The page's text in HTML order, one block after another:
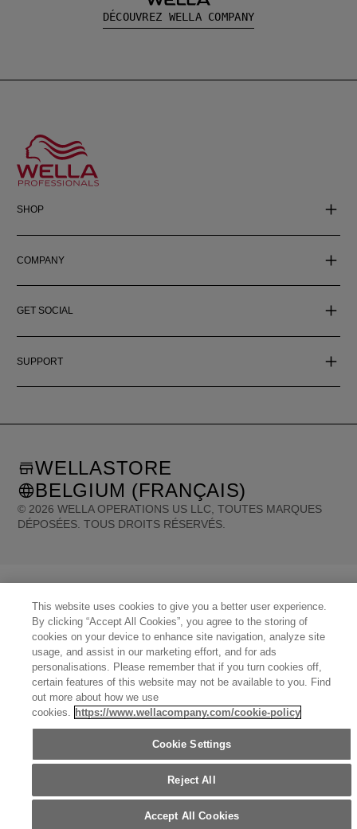
DÉCOUVREZ WELLA COMPANY
SHOP
COMPANY
GET SOCIAL
SUPPORT
© 2026 WELLA OPERATIONS US LLC, TOUTES MARQUES
DÉPOSÉES. TOUS DROITS RÉSERVÉS.
WELLASTORE
BELGIUM (FRANÇAIS)
United Arab Emirates (العربية)
Czech Republic (Čeština)
This website uses cookies to give you a better user experience.
By clicking “Accept All Cookies”, you agree to the storing of
cookies on your device to enhance site navigation, analyze site
usage, and assist in our marketing effort, and for ads
personalisations. Please remember that if you turn cookies off,
certain features of this website may not be available to you. Find
out more about how we use
cookies. https://www.wellacompany.com/cookie-policy
Cookie Settings
Reject All
Accept All Cookies